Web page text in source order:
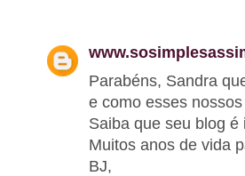
Parabéns, Sandra
e como esses
Saiba que seu blog
Muitos anos de vida
BJ,